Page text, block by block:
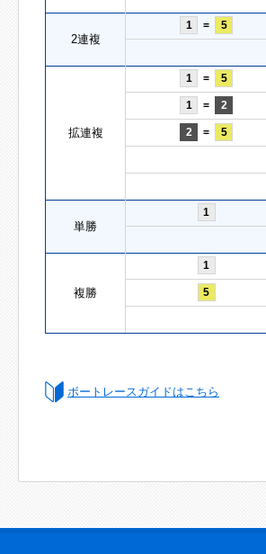
2連複
1 = 5
拡連複
1 = 5
1 = 2
2 = 5
単勝
1
複勝
1
5
ボートレースガイドはこちら